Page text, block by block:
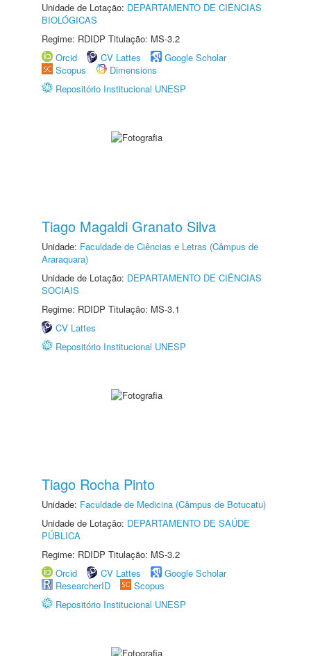
Unidade de Lotação: DEPARTAMENTO DE CIÊNCIAS
BIOLÓGICAS
Regime: RDIDP Titulação: MS-3.2
Orcid
CV Lattes
Google Scholar
Scopus
Dimensions
Repositório Institucional UNESP
Tiago Magaldi Granato Silva
Unidade: Faculdade de Ciências e Letras (Câmpus de
Araraquara)
Unidade de Lotação: DEPARTAMENTO DE CIÊNCIAS
SOCIAIS
Regime: RDIDP Titulação: MS-3.1
CV Lattes
Repositório Institucional UNESP
Tiago Rocha Pinto
Unidade: Faculdade de Medicina (Câmpus de Botucatu)
Unidade de Lotação: DEPARTAMENTO DE SAÚDE
PÚBLICA
Regime: RDIDP Titulação: MS-3.2
Orcid
CV Lattes
Google Scholar
ResearcherID
Scopus
Repositório Institucional UNESP